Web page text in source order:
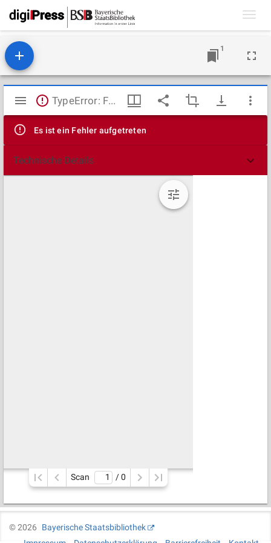
1
Mirador
Viewer
TypeError: Failed to fetch
Es ist ein Fehler aufgetreten
Technische Details
Scan / 0
©2026
Bayerische Staatsbibliothek